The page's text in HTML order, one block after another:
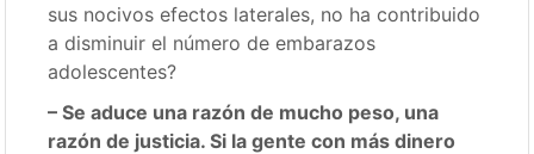
sus nocivos efectos laterales, no ha contribuido
a disminuir el número de embarazos
adolescentes?
– Se aduce una razón de mucho peso, una
razón de justicia. Si la gente con más dinero